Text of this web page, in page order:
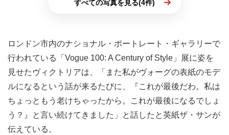
すべての写真を見る(4件)
ロンドン市内のナショナル・ポートレート・ギャラリーで
行われている「Vogue 100: A Century of Style」展に姿を
見せたヴィクトリアは、「また私がヴォーグの表紙のモデ
ルになるという話が来るたびに、『これが最後だわ。私は
ちょっともう老けちゃったから。これが最後になるでしょ
う？』と言い続けてきました」と話したと英紙ザ・サンが
伝えている。